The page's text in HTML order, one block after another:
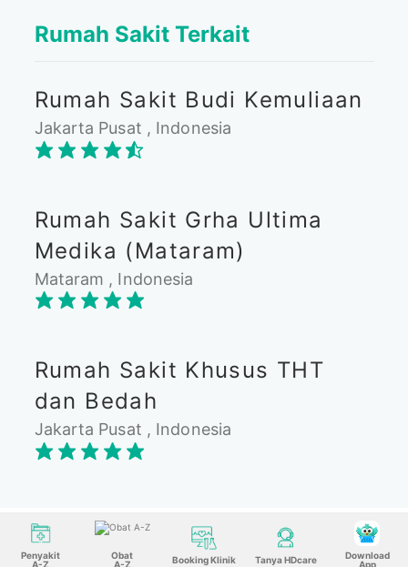
Rumah Sakit Terkait
Rumah Sakit Budi Kemuliaan
Jakarta Pusat , Indonesia
Rumah Sakit Grha Ultima
Medika (Mataram)
Mataram , Indonesia
Rumah Sakit Khusus THT
dan Bedah
Jakarta Pusat , Indonesia
Penyakit
A-Z
Obat
A-Z
Booking Klinik Tanya HDcare
Download
App